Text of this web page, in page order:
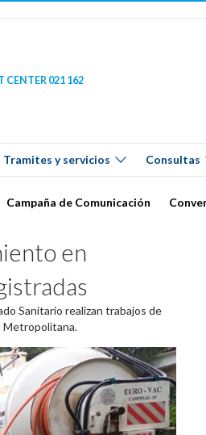
CENTER 021 162
Tramites y servicios Consultas
Campaña de Comunicación
en
Sanitario realizan trabajos de
Metropolitana.